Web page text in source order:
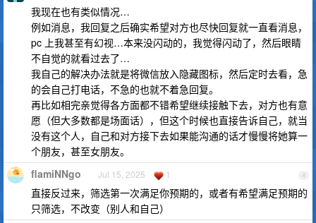
我现在也有类似情况…
例如消息，我回复之后确实希望对方也尽快回复就一直看消息，
pc 上我甚至有幻视…本来没闪动的，我觉得闪动了，然后眼睛
不自觉的就看过去了…
我自己的解决办法就是将微信放入隐藏图标，然后定时去看，急
的会自己打电话，不急的也就不着急回复。
再比如相完亲觉得各方面都不错希望继续接触下去，对方也有意
愿（但大多数都是场面话），但这个时候也直接告诉自己，就当
没有这个人，自己和对方接下去如果能沟通的话才慢慢将她算一
个朋友，甚至女朋友。
4
flamiNNgo Jul 15, 2025 1
直接反过来，筛选第一次满足你预期的，或者有希望满足预期的
只筛选，不改变（别人和自己）